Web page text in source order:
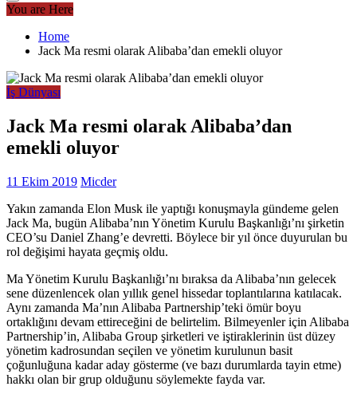
You are Here
Home
Jack Ma resmi olarak Alibaba’dan emekli oluyor
İş Dünyası
Jack Ma resmi olarak Alibaba’dan
emekli oluyor
11 Ekim 2019 Micder
Yakın zamanda Elon Musk ile yaptığı konuşmayla gündeme gelen
Jack Ma, bugün Alibaba’nın Yönetim Kurulu Başkanlığı’nı şirketin
CEO’su Daniel Zhang’e devretti. Böylece bir yıl önce duyurulan bu
rol değişimi hayata geçmiş oldu.
Ma Yönetim Kurulu Başkanlığı’nı bıraksa da Alibaba’nın gelecek
sene düzenlencek olan yıllık genel hissedar toplantılarına katılacak.
Aynı zamanda Ma’nın Alibaba Partnership’teki ömür boyu
ortaklığını devam ettireceğini de belirtelim. Bilmeyenler için Alibaba
Partnership’in, Alibaba Group şirketleri ve iştiraklerinin üst düzey
yönetim kadrosundan seçilen ve yönetim kurulunun basit
çoğunluğuna kadar aday gösterme (ve bazı durumlarda tayin etme)
hakkı olan bir grup olduğunu söylemekte fayda var.